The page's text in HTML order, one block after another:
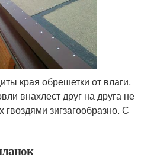
края обрешетки от влаги.
внахлест друг на друга не
зигзагообразно. С